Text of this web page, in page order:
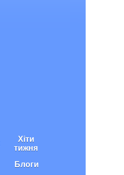
Хіти
тижня
Блоги